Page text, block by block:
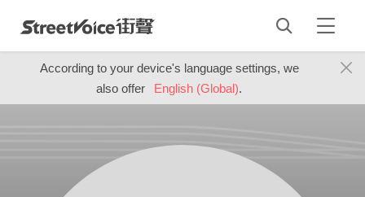
According to your device's language settings, we
also offer
English (Global).